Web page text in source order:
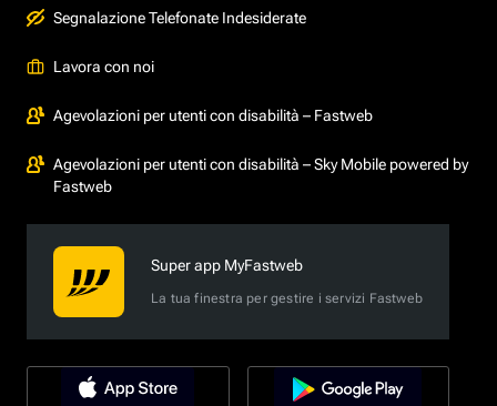
Segnalazione Telefonate Indesiderate
Lavora con noi
Agevolazioni per utenti con disabilità – Fastweb
Agevolazioni per utenti con disabilità – Sky Mobile powered by
Fastweb
Super app MyFastweb
La tua finestra per gestire i servizi Fastweb